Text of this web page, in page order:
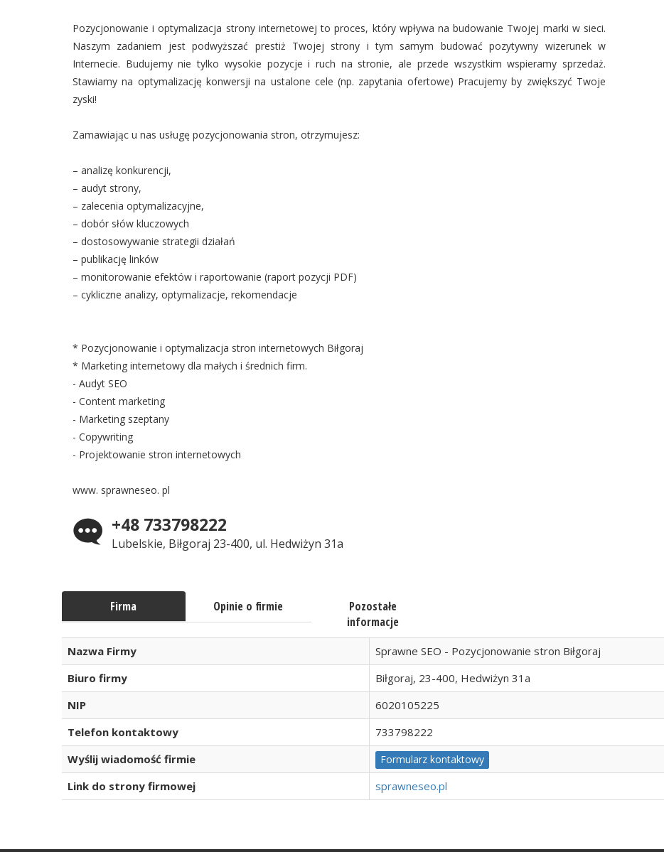
Pozycjonowanie i optymalizacja strony internetowej to proces, który wpływa na budowanie Twojej marki w sieci.
Naszym zadaniem jest podwyższać prestiż Twojej strony i tym samym budować pozytywny wizerunek w
Internecie. Budujemy nie tylko wysokie pozycje i ruch na stronie, ale przede wszystkim wspieramy sprzedaż.
Stawiamy na optymalizację konwersji na ustalone cele (np. zapytania ofertowe) Pracujemy by zwiększyć Twoje
zyski!
Zamawiając u nas usługę pozycjonowania stron, otrzymujesz:
– analizę konkurencji,
– audyt strony,
– zalecenia optymalizacyjne,
– dobór słów kluczowych
– dostosowywanie strategii działań
– publikację linków
– monitorowanie efektów i raportowanie (raport pozycji PDF)
– cykliczne analizy, optymalizacje, rekomendacje
* Pozycjonowanie i optymalizacja stron internetowych Biłgoraj
* Marketing internetowy dla małych i średnich firm.
- Audyt SEO
- Content marketing
- Marketing szeptany
- Copywriting
- Projektowanie stron internetowych
www. sprawneseo. pl
+48 733798222
Lubelskie, Biłgoraj 23-400, ul. Hedwiżyn 31a
Firma Opinie o firmie
Pozostałe
informacje
Nazwa Firmy
Sprawne SEO - Pozycjonowanie stron Biłgoraj
Biuro firmy
Biłgoraj, 23-400, Hedwiżyn 31a
NIP
6020105225
Telefon kontaktowy
733798222
Wyślij wiadomość firmie
Formularz kontaktowy
Link do strony firmowej sprawneseo.pl